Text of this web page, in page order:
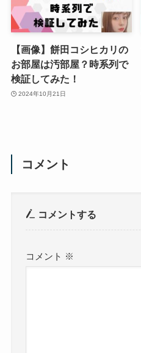
【画像】餅田コシヒカリの
お部屋は汚部屋？時系列で
検証してみた！
2024年10月21日
コメント
コメントする
コメント ※